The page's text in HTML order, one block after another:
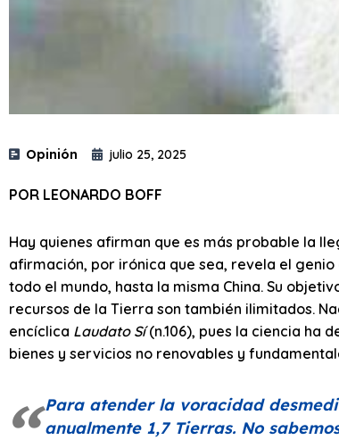
Opinión julio 25, 2025
POR LEONARDO BOFF
Hay quienes afirman que es más probable la
afirmación, por irónica que sea, revela el
todo el mundo, hasta la misma China. Su
recursos de la Tierra son también ilimitados.
encíclica Laudato Sí(n.106), pues la ciencia ha
bienes y servicios no renovables y
Para atender la voracidad
anualmente 1,7 Tierras. No